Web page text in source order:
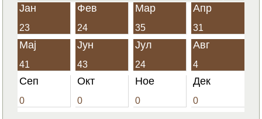
Јан
23
Фев
24
Мар
35
Апр
31
Мај
41
Јун
43
Јул
24
Авг
4
Сеп
0
Окт
0
Ное
0
Дек
0